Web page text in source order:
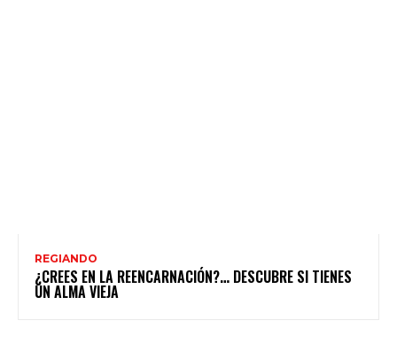
REGIANDO
¿CREES EN LA REENCARNACIÓN?… DESCUBRE SI TIENES
UN ALMA VIEJA